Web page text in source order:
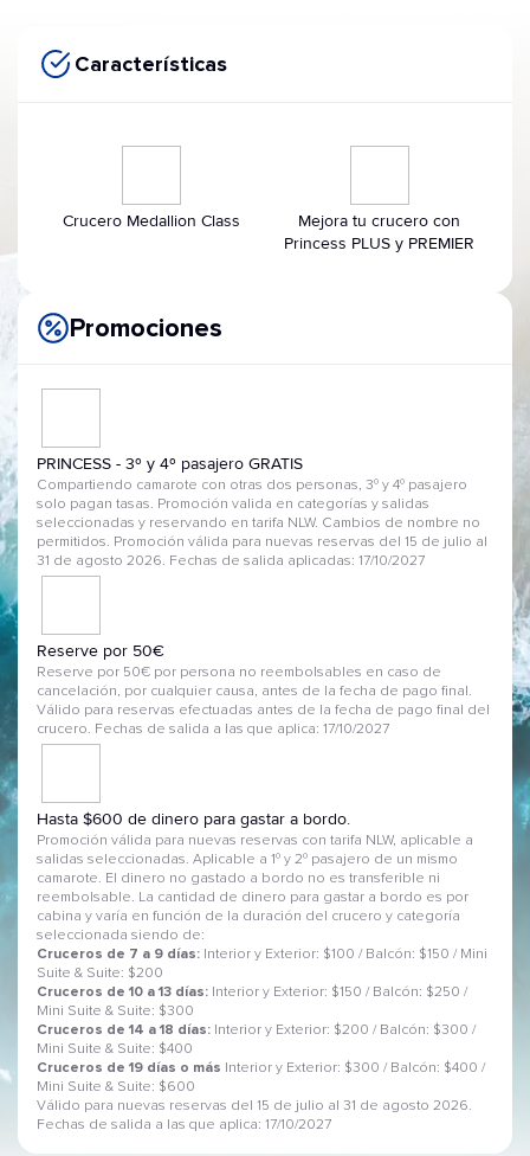
Características
Crucero Medallion Class
Mejora tu crucero con
Princess PLUS y PREMIER
Promociones
PRINCESS - 3º y 4º pasajero GRATIS
Compartiendo camarote con otras dos personas, 3º y 4º pasajero
solo pagan tasas. Promoción valida en categorías y salidas
seleccionadas y reservando en tarifa NLW. Cambios de nombre no
permitidos. Promoción válida para nuevas reservas del 15 de julio al
31 de agosto 2026. Fechas de salida aplicadas: 17/10/2027
Reserve por 50€
Reserve por 50€ por persona no reembolsables en caso de
cancelación, por cualquier causa, antes de la fecha de pago final.
Válido para reservas efectuadas antes de la fecha de pago final del
crucero. Fechas de salida a las que aplica: 17/10/2027
Hasta $600 de dinero para gastar a bordo.
Promoción válida para nuevas reservas con tarifa NLW, aplicable a
salidas seleccionadas. Aplicable a 1º y 2º pasajero de un mismo
camarote. El dinero no gastado a bordo no es transferible ni
reembolsable. La cantidad de dinero para gastar a bordo es por
cabina y varía en función de la duración del crucero y categoría
seleccionada siendo de:
Cruceros de 7 a 9 días: Interior y Exterior: $100 / Balcón: $150 / Mini
Suite & Suite: $200
Cruceros de 10 a 13 días: Interior y Exterior: $150 / Balcón: $250 /
Mini Suite & Suite: $300
Cruceros de 14 a 18 días: Interior y Exterior: $200 / Balcón: $300 /
Mini Suite & Suite: $400
Cruceros de 19 días o más
Interior y Exterior: $300 / Balcón: $400 /
Mini Suite & Suite: $600
Válido para nuevas reservas del 15 de julio al 31 de agosto 2026.
Fechas de salida a las que aplica: 17/10/2027